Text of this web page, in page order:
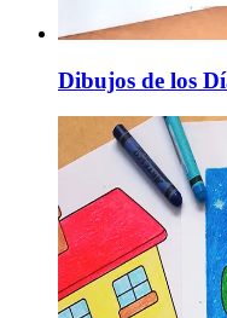
Dibujos de los